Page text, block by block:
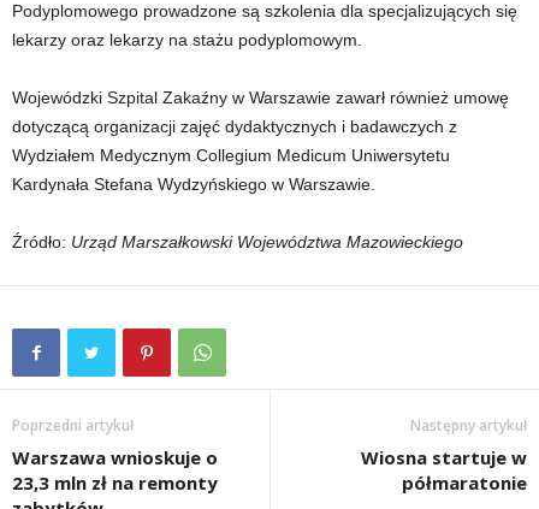
Podyplomowego prowadzone są szkolenia dla specjalizujących się
lekarzy oraz lekarzy na stażu podyplomowym.
Wojewódzki Szpital Zakaźny w Warszawie zawarł również umowę
dotyczącą organizacji zajęć dydaktycznych i badawczych z
Wydziałem Medycznym Collegium Medicum Uniwersytetu
Kardynała Stefana Wydzyńskiego w Warszawie.
Źródło: Urząd Marszałkowski Województwa Mazowieckiego
Poprzedni artykuł
Warszawa wnioskuje o
23,3 mln zł na remonty
Następny artykuł
Wiosna startuje w
półmaratonie